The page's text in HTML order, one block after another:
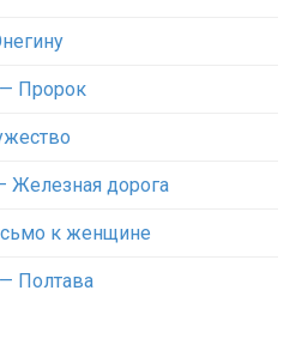
Пророк
Железная дорога
к женщине
Полтава